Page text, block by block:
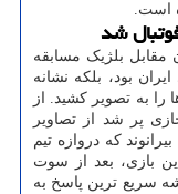
است.
شد
مقابل بلژیک مسابقه
بود، بلکه نشانه
به تصویر کشید. از
پر شد از تصاویر
که دروازه تیم
بازی، بعد از سوت
سریع ترین پاسخ به